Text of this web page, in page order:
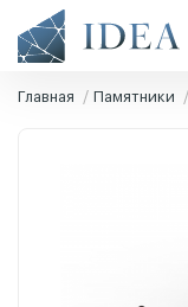
Главная Памятники